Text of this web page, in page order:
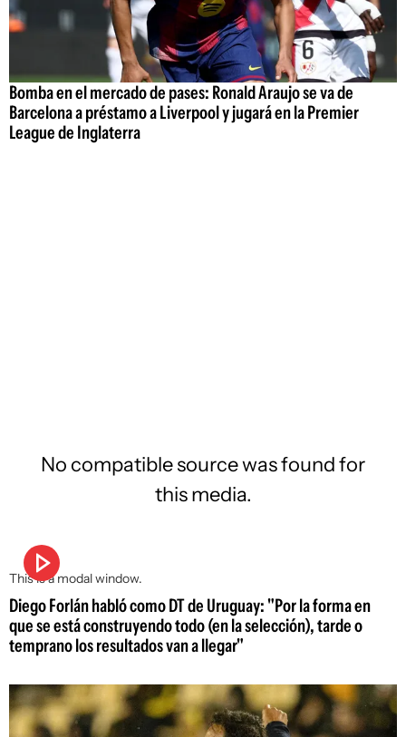
Bomba en el mercado de pases: Ronald Araujo se va de
Barcelona a préstamo a Liverpool y jugará en la Premier
League de Inglaterra
This is a modal window.
No compatible source was found for
this media.
Diego Forlán habló como DT de Uruguay: "Por la forma en
que se está construyendo todo (en la selección), tarde o
temprano los resultados van a llegar"